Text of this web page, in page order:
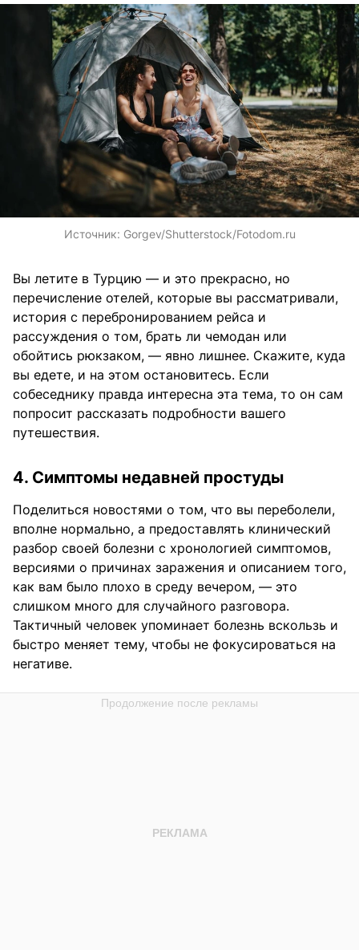
Источник: Gorgev/Shutterstock/Fotodom.ru
Вы летите в Турцию — и это прекрасно, но
перечисление отелей, которые вы рассматривали,
история с перебронированием рейса и
рассуждения о том, брать ли чемодан или
обойтись рюкзаком, — явно лишнее. Скажите, куда
вы едете, и на этом остановитесь. Если
собеседнику правда интересна эта тема, то он сам
попросит рассказать подробности вашего
путешествия.
4. Симптомы недавней простуды
Поделиться новостями о том, что вы переболели,
вполне нормально, а предоставлять клинический
разбор своей болезни с хронологией симптомов,
версиями о причинах заражения и описанием того,
как вам было плохо в среду вечером, — это
слишком много для случайного разговора.
Тактичный человек упоминает болезнь вскользь и
быстро меняет тему, чтобы не фокусироваться на
негативе.